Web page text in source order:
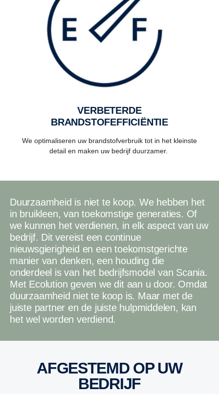
VERBETERDE
BRANDSTOFEFFICIËNTIE
We optimaliseren uw brandstofverbruik tot in het kleinste
detail en maken uw bedrijf duurzamer.
Duurzaamheid is niet te koop. We hebben het
in bruikleen, van toekomstige generaties. Of
we kunnen het verdienen, in elk aspect van uw
bedrijf. Dit vereist een continue
nieuwsgierigheid en een toekomstgerichte
manier van denken, een houding die
onderdeel is van het bedrijfsmodel van Scania.
Met Ecolution geven we dit aan u door. Omdat
duurzaamheid niet te koop is. Maar met de
juiste partner en de juiste hulpmiddelen, kan
het wel worden verdiend.
AFGESTEMD OP UW
BEDRIJF